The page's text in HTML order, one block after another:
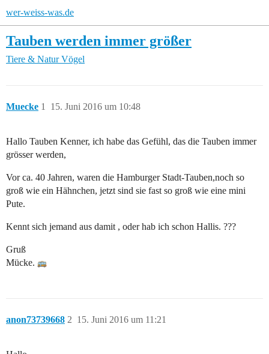
wer-weiss-was.de
Tauben werden immer größer
Tiere & Natur Vögel
Muecke 15. Juni 2016 um 10:48
1
Hallo Tauben Kenner, ich habe das Gefühl, das die Tauben immer
grösser werden,
Vor ca. 40 Jahren, waren die Hamburger Stadt-Tauben,noch so
groß wie ein Hähnchen, jetzt sind sie fast so groß wie eine mini
Pute.
Kennt sich jemand aus damit , oder hab ich schon Hallis. ???
Gruß
Mücke.
anon73739668 15. Juni 2016 um 11:21
2